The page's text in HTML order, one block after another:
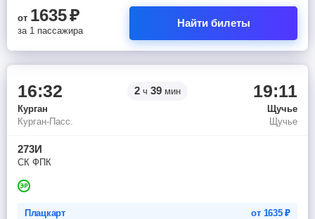
от 1635₽
за 1 пассажира
Найти билеты
16:32 2 ч 39 мин 19:11
Курган
Щучье
Курган-Пасс.
Щучье
273И
СК ФПК
Плацкарт от 1635₽